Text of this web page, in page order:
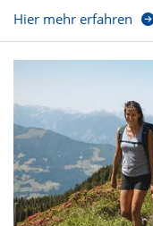
Hier mehr erfahren